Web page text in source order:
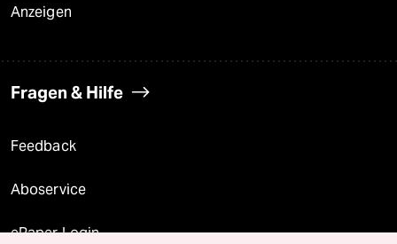
Anzeigen
Fragen & Hilfe
Feedback
Aboservice
ePaper Login